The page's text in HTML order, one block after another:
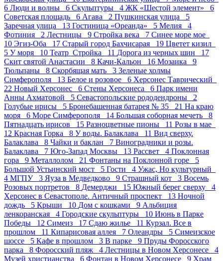
6 Люди и волны 6 Скульптуры 4 ЖК «Шестой элемент» 6
Советская площадь 6 Агава 2 Пушкинская улица 5
Заречная улица 13 Гостиница «Ореанда» 5 Мелия 4
Фотиния 2 Лестницы 9 Стройка века 7 Синее море мое
10 Эгиз-Оба 17 Старый город Бахчисарая 19 Цветет кизил
5 У моря 10 Театр_Стройка 11 Дорога из черных шин 17
Скит святой Анастасии 8 Качи-Кальон 16 Мозаика 9
Тюльпаны 8 Скорбящая мать 3 Зеленые холмы
Симферополя 13 Белое и розовое 6 Херсонес Таврический
22 Новый Херсонес 6 Стены Херсонеса 6 Парк имени
Анны Ахматовой 5 Севастопольские рододендроны 2
Голубые ирисы 5 Бронебашенная батарея № 35 21 На краю
моря 6 Море Симферополя 14 Большая соборная мечеть 8
Пятнадцать ирисов 15 Разноцветные пионы 11 Розы в мае
12 Красная Горка 8 У воды. Балаклава 11 Вид сверху.
Балаклава 8 Чайки и баклан 7 Виноградники и розы.
Балаклава 7 Юго-Запад Москвы 13 Рассвет 4 Поклонная
гора 9 Металлолом 21 Фонтаны на Поклонной горе 5
Большой Устьинский мост 5 Гости 4 Ужас, Но культурный
4 МГПУ 3 Яуза в Медведково 9 Страшный кот 3 Восемь
Розовых портретов 8 Демерджи 15 Южный берег сверху 4
Херсонес в Севастополе. Античный проспект 13 Ночной
дождь 5 Крыши 10 Дом с кошками 9 Альбиция
ленкоранская 4 Городские скульптуры 10 Июнь в Парке
Победы 12 Симеиз 17 Сдаю жилье 11 Курзал. Все в
прошлом 11 Кипарисовая аллея 7 Олеандры 5 Симеизское
шоссе 5 Кафе в прошлом 3 В парке 9 Пруды Форосского
парка 8 Форосский пляж 4 Лестницы в Новом Херсонесе 4
Музей христианства 6 Фонтан в Новом Херсонесе 9 Храм